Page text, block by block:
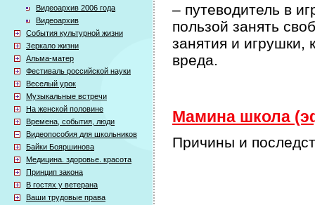
Видеоархив 2006 года
Видеоархив
События культурной жизни
Зеркало жизни
Альма-матер
Фестиваль российской науки
Веселый урок
Музыкальные встречи
На женской половине
Времена, события, люди
Видеопособия для школьников
Байки Бояршинова
Медицина. здоровье. красота
Принцип закона
В гостях у ветерана
Ваши трудовые права
– путеводитель в
пользой занять
занятия и игрушки,
вреда.
Мамина школа
Причины и